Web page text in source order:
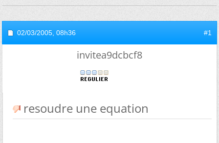
02/03/2005, 08h36 #1
invitea9dcbcf8
resoudre une equation